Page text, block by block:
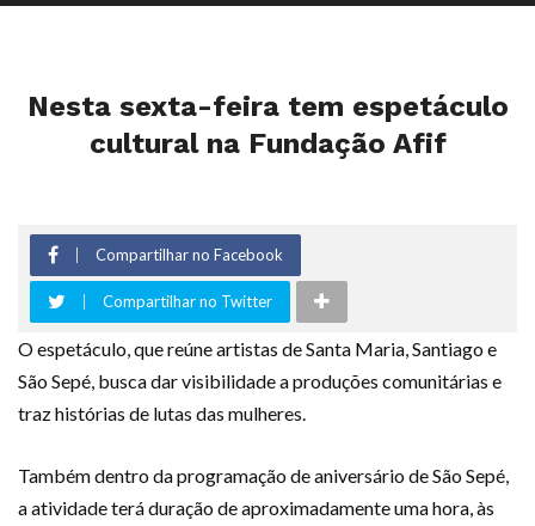
Nesta sexta-feira tem espetáculo
cultural na Fundação Afif
Compartilhar no Facebook
Compartilhar no Twitter
O espetáculo, que reúne artistas de Santa Maria, Santiago e
São Sepé, busca dar visibilidade a produções comunitárias e
traz histórias de lutas das mulheres.
Também dentro da programação de aniversário de São Sepé,
a atividade terá duração de aproximadamente uma hora, às